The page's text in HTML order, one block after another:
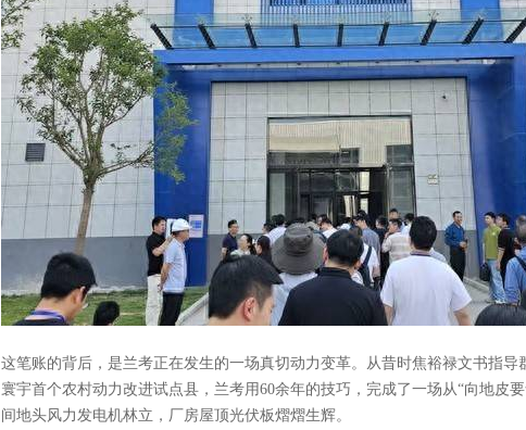
这笔账的背后，是兰考正在发生的一场真切动力变革。从昔时焦裕禄文书指
寰宇首个农村动力改进试点县，兰考用60余年的技巧，完成了一场从“向地皮
间地头风力发电机林立，厂房屋顶光伏板熠熠生辉。